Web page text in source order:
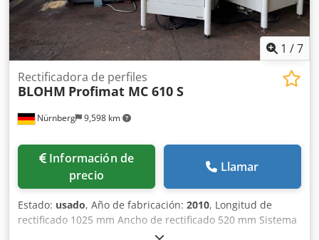
1 /7
Nürnberg 9,598 km
Rectificadora de perfiles
BLOHM Profimat MC 610 S
Información de
precio
Llamar
Estado: usado, Año de fabricación: 2010, Longitud de
rectificado 1025 mm Ancho de rectificado 520 mm Sistema
de control SINUMERIK 840 D Portaherramientas HSK-A 63